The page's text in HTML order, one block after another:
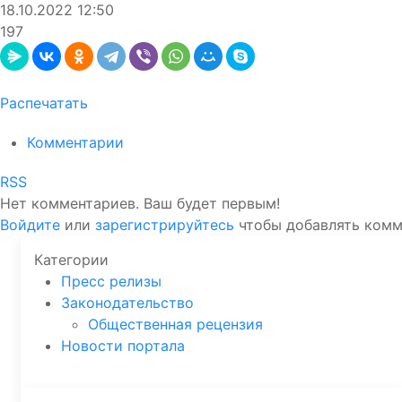
18.10.2022 12:50
197
Распечатать
Комментарии
RSS
Нет комментариев. Ваш будет первым!
Войдите или зарегистрируйтесь чтобы добавлять
Категории
Пресс релизы
Законодательство
Общественная рецензия
Новости портала